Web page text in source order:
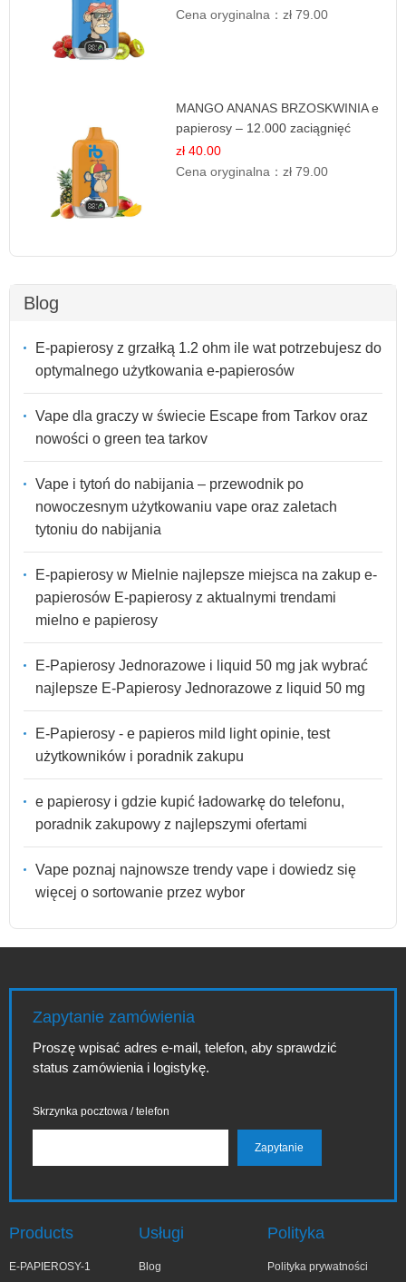
Cena oryginalna：zł 79.00
MANGO ANANAS BRZOSKWINIA e
papierosy – 12.000 zaciągnięć
zł 40.00
Cena oryginalna：zł 79.00
Blog
E-papierosy z grzałką 1.2 ohm ile wat potrzebujesz do
optymalnego użytkowania e-papierosów
Vape dla graczy w świecie Escape from Tarkov oraz
nowości o green tea tarkov
Vape i tytoń do nabijania – przewodnik po
nowoczesnym użytkowaniu vape oraz zaletach
tytoniu do nabijania
E-papierosy w Mielnie najlepsze miejsca na zakup e-
papierosów E-papierosy z aktualnymi trendami
mielno e papierosy
E-Papierosy Jednorazowe i liquid 50 mg jak wybrać
najlepsze E-Papierosy Jednorazowe z liquid 50 mg
E-Papierosy - e papieros mild light opinie, test
użytkowników i poradnik zakupu
e papierosy i gdzie kupić ładowarkę do telefonu,
poradnik zakupowy z najlepszymi ofertami
Vape poznaj najnowsze trendy vape i dowiedz się
więcej o sortowanie przez wybor
Zapytanie zamówienia
Proszę wpisać adres e-mail, telefon, aby sprawdzić
status zamówienia i logistykę.
Skrzynka pocztowa / telefon
Products
E-PAPIEROSY-1
Usługi
Blog
Polityka
Polityka prywatności